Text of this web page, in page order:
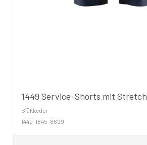
1449 Service-Shorts mit Stretch
Blåklæder
1449-1845-8699